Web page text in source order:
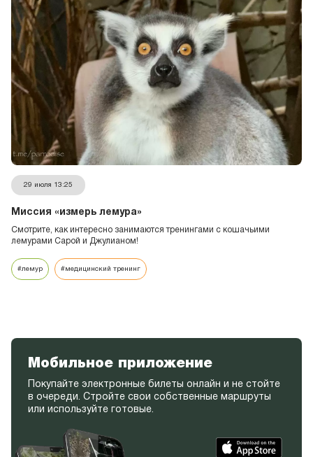
14 июля 15:25
Докладываем о состоянии гималайского медведя Васи и
разнообразии его меню.
#гималайский медведь #питание
Мобильное приложение
Покупайте электронные билеты онлайн и не стойте
в очереди. Стройте свои собственные маршруты
или используйте готовые.